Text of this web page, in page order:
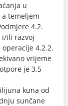
u
temeljem
4.2.
i/ili razvoj
4.2.2.
vrijeme
je 3,5
kuna od
sunčane